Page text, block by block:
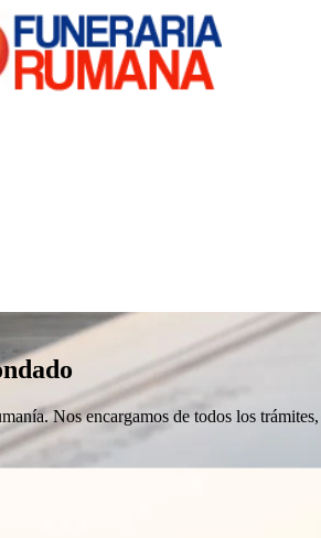
Nos encargamos de todos los